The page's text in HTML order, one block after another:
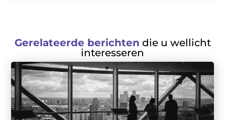
Gerelateerde berichten die u wellicht
interesseren